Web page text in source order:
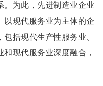
。为此，先进制造业企业
以现代服务业为主体的企
括现代生产性服务业、
现代服务业深度融合，